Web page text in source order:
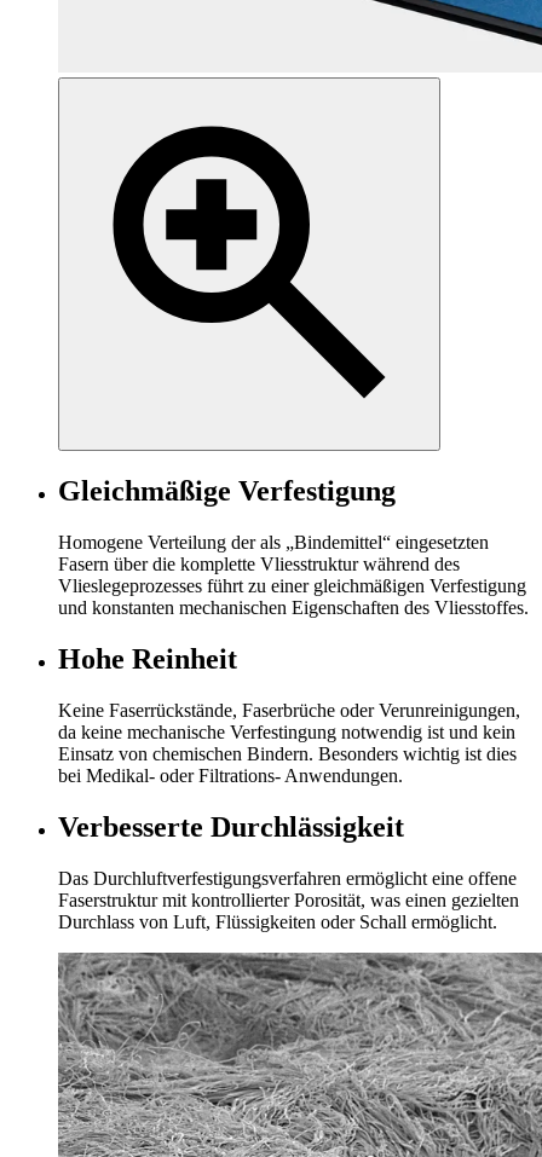
Gleichmäßige Verfestigung
Homogene Verteilung der als „Bindemittel“ eingesetzten
Fasern über die komplette Vliesstruktur während des
Vlieslegeprozesses führt zu einer gleichmäßigen Verfestigung
und konstanten mechanischen Eigenschaften des Vliesstoffes.
Hohe Reinheit
Keine Faserrückstände, Faserbrüche oder Verunreinigungen,
da keine mechanische Verfestingung notwendig ist und kein
Einsatz von chemischen Bindern. Besonders wichtig ist dies
bei Medikal- oder Filtrations- Anwendungen.
Verbesserte Durchlässigkeit
Das Durchluftverfestigungsverfahren ermöglicht eine offene
Faserstruktur mit kontrollierter Porosität, was einen gezielten
Durchlass von Luft, Flüssigkeiten oder Schall ermöglicht.